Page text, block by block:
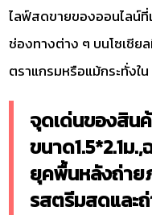
ไลฟ์สดขายของออนไลน์ที่
ช่องทางต่าง ๆ บนโซเชีย
ตราแกรมหรือแม้กระทั่งใ
จุดเด่นของสิน
ขนาด1.5*2.1ม
ยุคพื้นหลังถ่า
รสตรีมสดและ